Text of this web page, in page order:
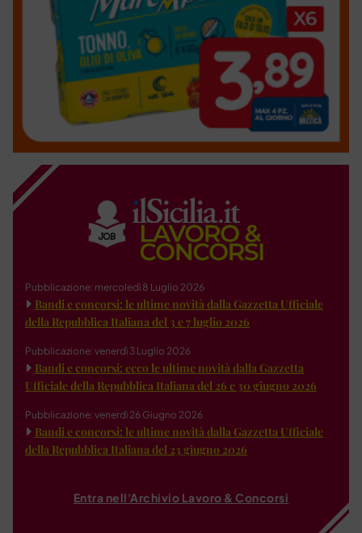
Pubblicazione: mercoledì 8 Luglio 2026
Bandi e concorsi: le ultime novità dalla Gazzetta Ufficiale
della Repubblica Italiana del 3 e 7 luglio 2026
Pubblicazione: venerdì 3 Luglio 2026
Bandi e concorsi: ecco le ultime novità dalla Gazzetta
Ufficiale della Repubblica Italiana del 26 e 30 giugno 2026
Pubblicazione: venerdì 26 Giugno 2026
Bandi e concorsi: le ultime novità dalla Gazzetta Ufficiale
della Repubblica Italiana del 23 giugno 2026
Entra nell'Archivio Lavoro & Concorsi